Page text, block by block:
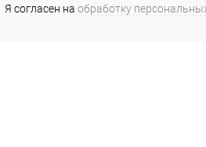
Я согласен на обработку